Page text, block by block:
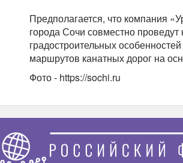
Предполагается, что компания
города Сочи совместно
градостроительных
маршрутов канатных дорог на
Фото - https://sochi.ru